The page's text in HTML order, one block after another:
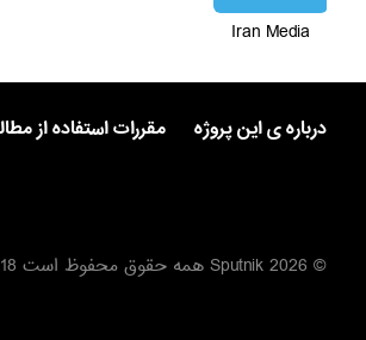
Iran Media
درباره ی این پروژه مقررات استفاده از
© 2026 Sputnik همه حقوق محفوظ است 18+